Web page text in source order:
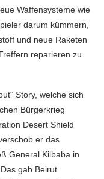
Waffensysteme wie
darum kümmern,
und neue Raketen
reparieren zu
Story, welche sich
Bürgerkrieg
Desert Shield
er das
General Kilbaba in
gab Beirut